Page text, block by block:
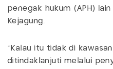
penegak hukum (APH)
Kejagung.
"Kalau itu tidak di
ditindaklanjuti melalui